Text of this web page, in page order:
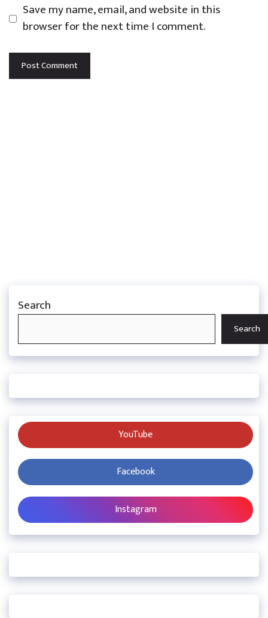
Save my name, email, and website in this
browser for the next time I comment.
Website
Search
Search
YouTube
Facebook
Instagram